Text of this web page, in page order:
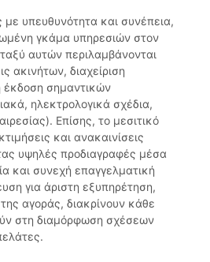
με υπευθυνότητα και συνέπεια,
γκάμα υπηρεσιών στον
αυτών περιλαμβάνονται
ακινήτων, διαχείριση
έκδοση σημαντικών
ηλεκτρολογικά σχέδια,
Επίσης, το μεσιτικό
και ανακαινίσεις
υψηλές προδιαγραφές μέσα
και συνεχή επαγγελματική
για άριστη εξυπηρέτηση,
αγοράς, διακρίνουν κάθε
στη διαμόρφωση σχέσεων